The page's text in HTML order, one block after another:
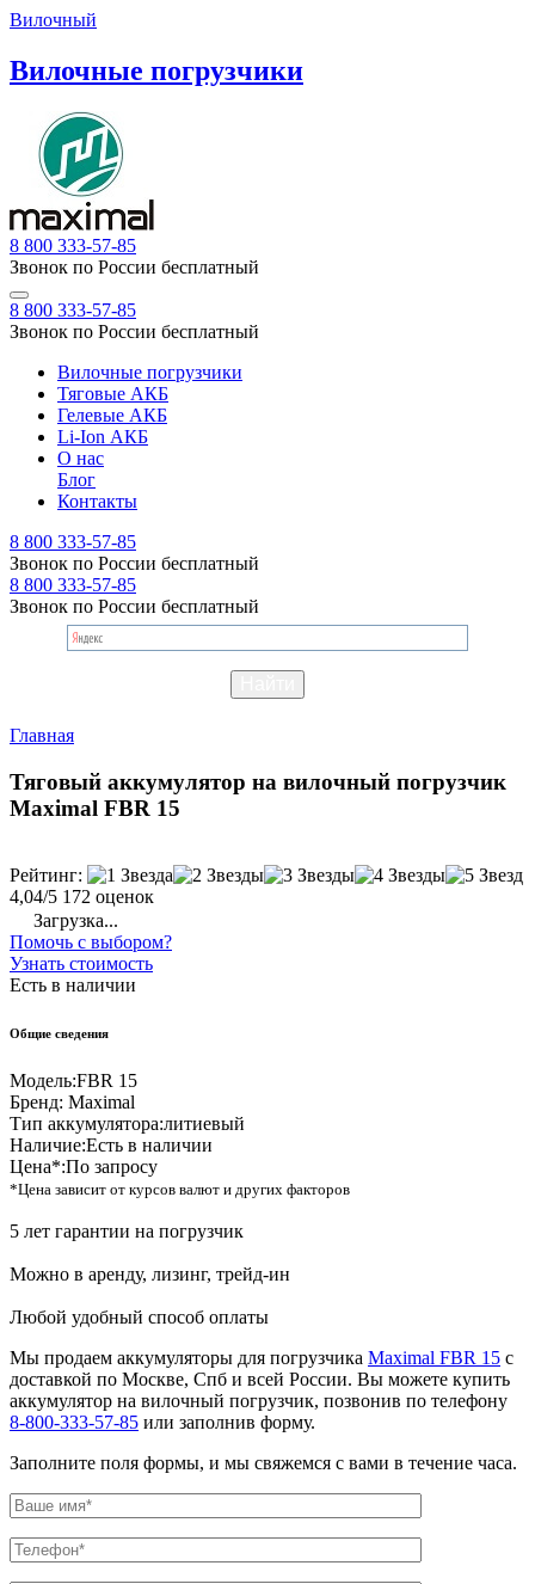
Вилочный
Вилочные погрузчики
8 800 333-57-85
Звонок по России бесплатный
8 800 333-57-85
Звонок по России бесплатный
Вилочные погрузчики
Тяговые АКБ
Гелевые АКБ
Li-Ion АКБ
О нас
Блог
Контакты
8 800 333-57-85
Звонок по России бесплатный
8 800 333-57-85
Звонок по России бесплатный
Главная
Тяговый аккумулятор на вилочный погрузчик
Maximal FBR 15
Рейтинг:
4,04/5 172 оценок
Загрузка...
Помочь с выбором?
Узнать стоимость
Есть в наличии
Общие сведения
Модель:FBR 15
Бренд: Maximal
Тип аккумулятора:литиевый
Наличие:Есть в наличии
Цена*:По запросу
*Цена зависит от курсов валют и других факторов
5 лет гарантии на погрузчик
Можно в аренду, лизинг, трейд-ин
Любой удобный способ оплаты
Мы продаем аккумуляторы для погрузчика Maximal FBR 15 с
доставкой по Москве, Спб и всей России. Вы можете купить
аккумулятор на вилочный погрузчик, позвонив по телефону
8-800-333-57-85 или заполнив форму.
Заполните поля формы, и мы свяжемся с вами в течение часа.